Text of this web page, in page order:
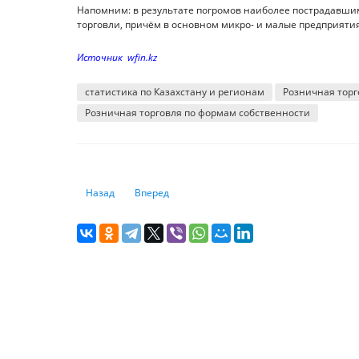
Напомним: в результате погромов наиболее
торговли, причём в основном микро- и малые
Источник wfin.kz
статистика по Казахстану и регионам Розничная
Розничная торговля по формам собственности
Предыдущий: В рейтинге лучших стран для образования
Назад Следующий: Годовой рост цен на еду достиг
Вперед